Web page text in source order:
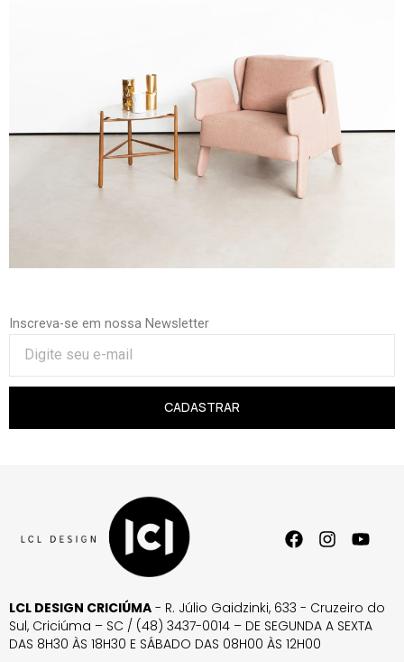
Inscreva-se em nossa Newsletter
CADASTRAR
LCL DESIGN CRICIÚMA - R. Júlio Gaidzinki, 633 - Cruzeiro do
Sul, Criciúma – SC / (48) 3437-0014 – DE SEGUNDA A SEXTA
DAS 8H30 ÀS 18H30 E SÁBADO DAS 08H00 ÀS 12H00